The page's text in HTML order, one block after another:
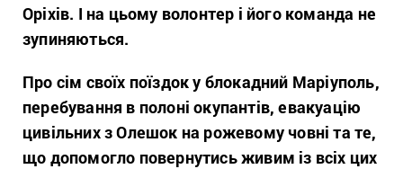
Оріхів. І на цьому волонтер і його команда не
зупиняються.
Про сім своїх поїздок у блокадний Маріуполь,
перебування в полоні окупантів, евакуацію
цивільних з Олешок на рожевому човні та те,
що допомогло повернутись живим із всіх цих